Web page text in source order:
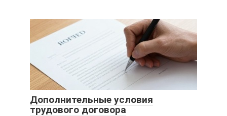
Дополнительные условия
трудового договора